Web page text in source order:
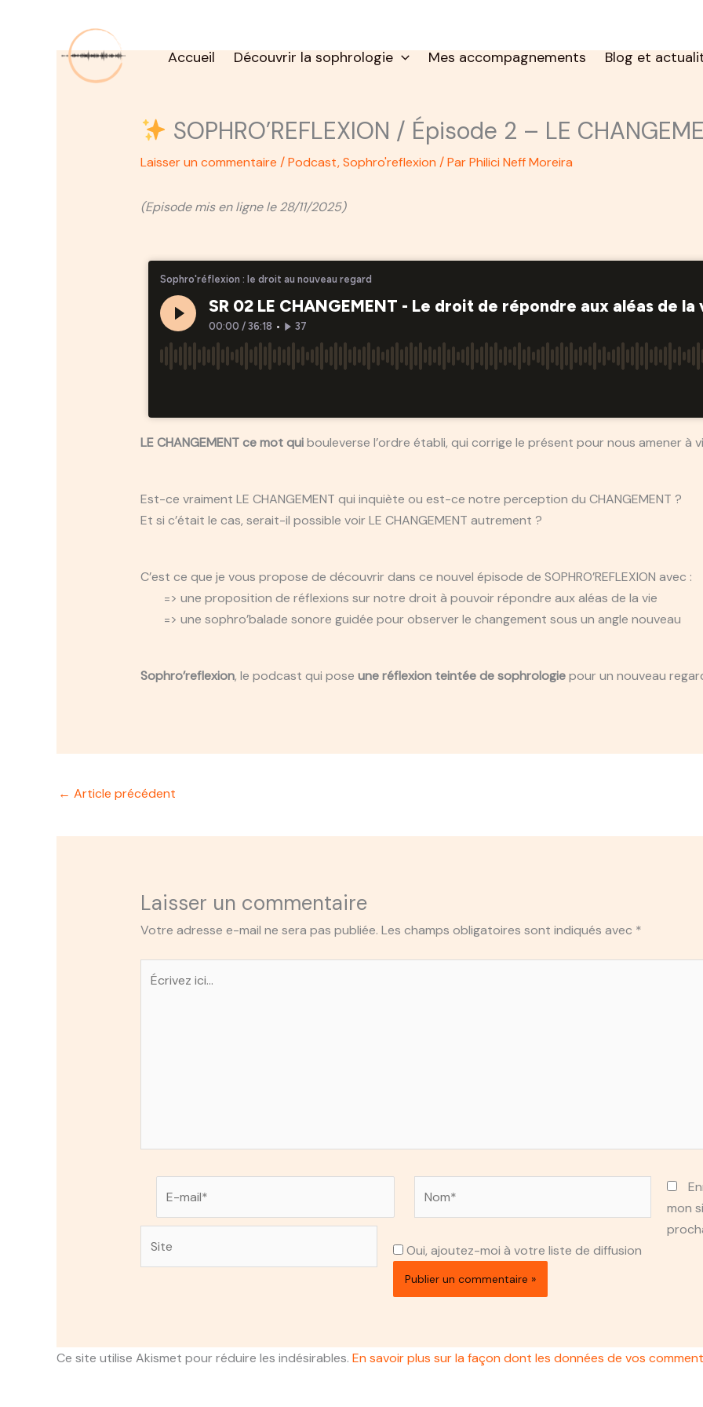
Accueil Découvrir la sophrologie Mes accompagnements Blog et
SOPHRO’REFLEXION / Épisode 2 – LE
Laisser un commentaire /Podcast,Sophro'reflexion / ParPhilici Neff Moreira
(Episode mis en ligne le 28/11/2025)
LE CHANGEMENT ce mot quibouleverse l’ordre établi, qui corrige le présent pour nous amener à
Est-ce vraiment LE CHANGEMENT qui inquiète ou est-ce notre perception du CHANGEMENT ?
Et si c’était le cas, serait-il possible voir LE CHANGEMENT autrement ?
C’est ce que je vous propose de découvrir dans ce nouvel épisode de SOPHRO’REFLEXION avec :
=> une proposition de réflexions sur notre droit à pouvoir répondre aux aléas de la vie
=> une sophro’balade sonore guidée pour observer le changement sous un angle nouveau
Sophro’reflexion, le podcast qui pose une réflexion teintée de sophrologiepour un nouveau
← Article précédent
Laisser un commentaire
Votre adresse e-mail ne sera pas publiée. Les champs obligatoires sont indiqués avec *
Écrivez
mon
Oui, ajoutez-moi à votre liste de diffusion
Ce site utilise Akismet pour réduire les indésirables. En savoir plus sur la façon dont les données de vos